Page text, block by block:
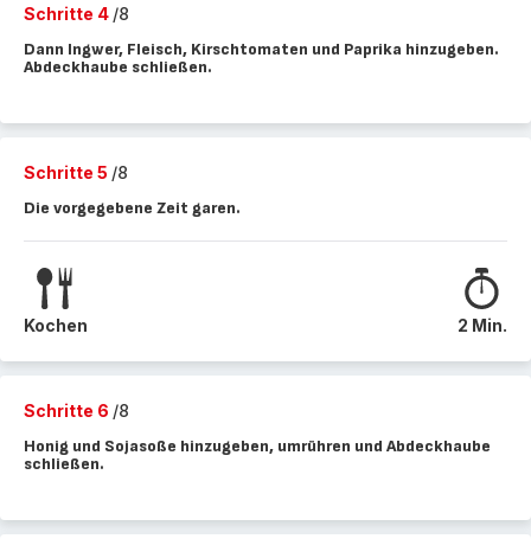
Schritte 4 /8
Dann Ingwer, Fleisch, Kirschtomaten und Paprika hinzugeben.
Abdeckhaube schließen.
Schritte 5 /8
Die vorgegebene Zeit garen.
Kochen 2 Min.
Schritte 6 /8
Honig und Sojasoße hinzugeben, umrühren und Abdeckhaube
schließen.